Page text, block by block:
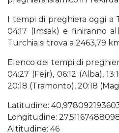
I tempi di preghiera oggi a
04:17 (Imsak) e finiranno
Turchia si trova a 2463,79
Elenco dei tempi di
04:27 (Fejr), 06:12 (Alba),
20:18 (Tramonto), 20:18
Latitudine:
Longitudine:
Altitudine: 46